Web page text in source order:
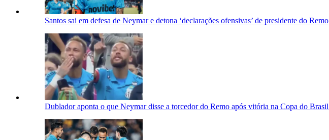
Santos sai em defesa de Neymar e detona ‘declarações ofensivas’ de presidente do Remo
Dublador aponta o que Neymar disse a torcedor do Remo após vitória na Copa do Brasil